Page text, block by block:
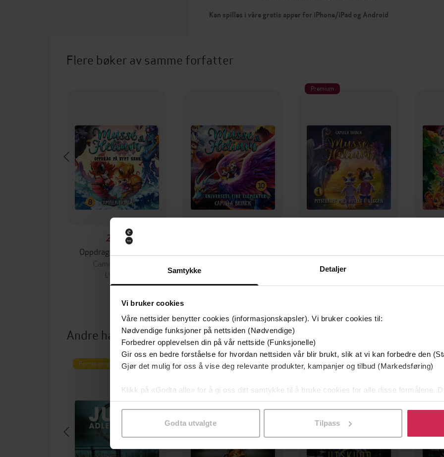
Samtykke Detaljer
Vi bruker cookies
Våre nettsider benytter cookies (informasjonskapsler). Vi bruker cookies til:
Nødvendige funksjoner på nettsiden (Nødvendige)
Forbedrer opplevelsen din på vår nettside (Funksjonelle)
Gir oss en bedre forståelse for hvordan nettsiden vår blir brukt, slik at vi kan forbedre den
Gjør det mulig for oss å vise deg relevante produkter, kampanjer og tilbud (Markedsføring)
Klikk på «Godta alle» for å gi oss ditt samtykke til å bruke cookies for alle disse formålene.
samtykke til spesifikke formål ved å klikke på «Tilpass». Du kan når som helst trekke
Godta utvalgte Tilpass
Kan spilles i våre gratis apper for iPhone/iPad og Android
Flere bøker av samme forfatter
299,-
Oppdrag på dypt vann
Camilla Brinck
LYDBOK
Premium
LYDBOK
Andre har også kjøpt
Første gang på tilbud
Premium